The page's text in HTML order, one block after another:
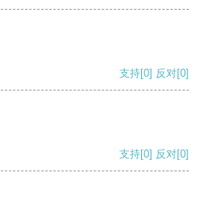
支持[0] 反对[0]
支持[0] 反对[0]